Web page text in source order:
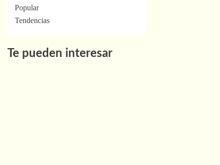
Popular
Tendencias
Te pueden interesar